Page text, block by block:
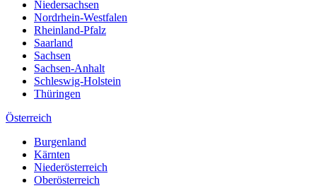
Niedersachsen
Nordrhein-Westfalen
Rheinland-Pfalz
Saarland
Sachsen
Sachsen-Anhalt
Schleswig-Holstein
Thüringen
Österreich
Burgenland
Kärnten
Niederösterreich
Oberösterreich